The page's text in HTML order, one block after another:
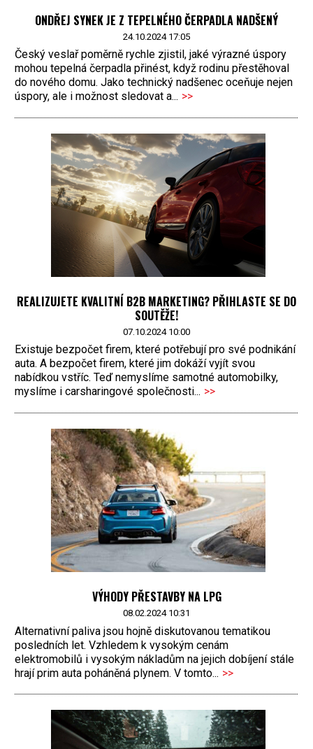
ONDŘEJ SYNEK JE Z TEPELNÉHO ČERPADLA NADŠENÝ
24.10.2024 17:05
Český veslař poměrně rychle zjistil, jaké výrazné úspory
mohou tepelná čerpadla přinést, když rodinu přestěhoval
do nového domu. Jako technický nadšenec oceňuje nejen
úspory, ale i možnost sledovat a... >>
REALIZUJETE KVALITNÍ B2B MARKETING? PŘIHLASTE SE DO
SOUTĚŽE!
07.10.2024 10:00
Existuje bezpočet firem, které potřebují pro své podnikání
auta. A bezpočet firem, které jim dokáží vyjít svou
nabídkou vstříc. Teď nemyslíme samotné automobilky,
myslíme i carsharingové společnosti... >>
VÝHODY PŘESTAVBY NA LPG
08.02.2024 10:31
Alternativní paliva jsou hojně diskutovanou tematikou
posledních let. Vzhledem k vysokým cenám
elektromobilů i vysokým nákladům na jejich dobíjení stále
hrají prim auta poháněná plynem. V tomto... >>